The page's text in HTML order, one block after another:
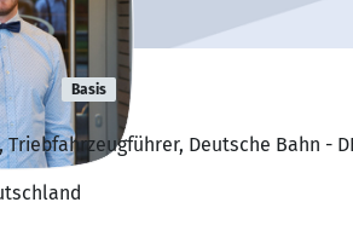
Basis
Deutsche Bahn -